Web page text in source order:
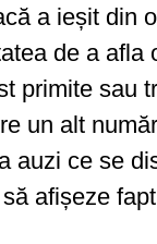
a ieșit din
de a afla
primite sau
un alt
auzi ce se
afișeze